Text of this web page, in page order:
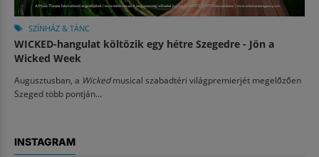
SZÍNHÁZ & TÁNC
WICKED-hangulat költözik egy hétre Szegedre - Jön a
Wicked Week
Augusztusban, a Wickedmusical szabadtéri világpremierjét megelőzően
Szeged több pontján...
INSTAGRAM